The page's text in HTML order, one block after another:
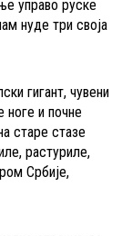
управо руске
нуде три своја
гигант, чувени
ноге и почне
старе стазе
растуриле,
Србије,